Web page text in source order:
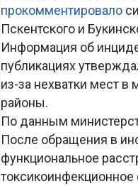
прокомментировало
Пскентского и
Информация об
публикациях
из-за нехватки мест
районы.
По данным
После обращения в
функциональное